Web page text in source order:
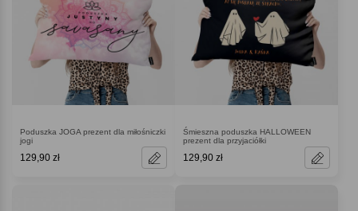
Poduszka JOGA prezent dla miłośniczki
jogi
129,90 zł
Śmieszna poduszka HALLOWEEN
prezent dla przyjaciółki
129,90 zł